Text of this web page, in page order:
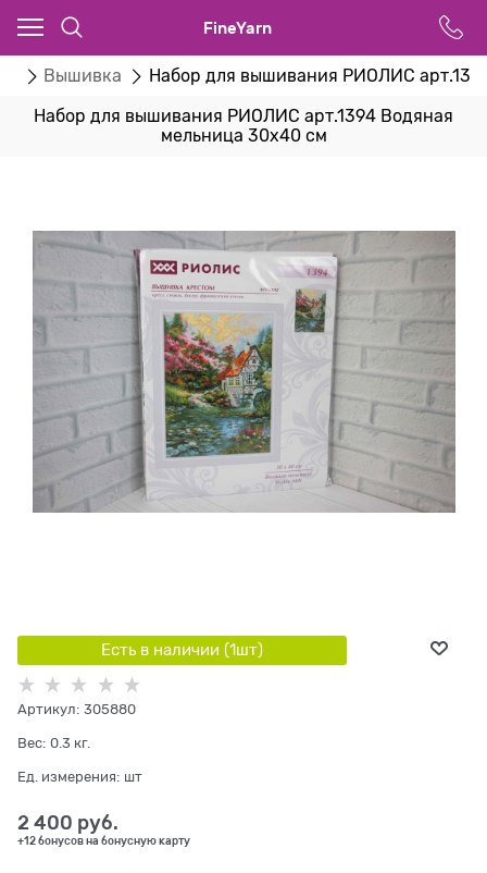
FineYarn
Вышивка Набор для вышивания РИОЛИС
Набор для вышивания РИОЛИС арт.1394 Водяная
мельница 30х40 см
Есть в наличии (1шт)
Артикул: 305880
Вес: 0.3 кг.
Ед. измерения: шт
2 400 руб.
+12 бонусов на бонусную карту